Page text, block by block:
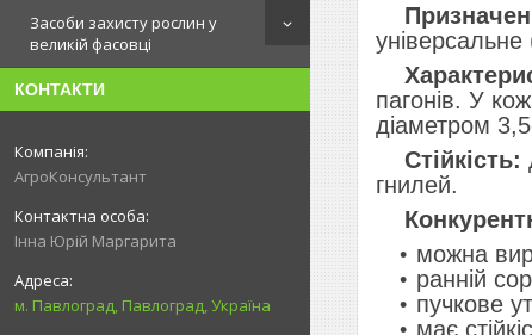
Засоби захисту рослин у
великій фасовці
КОНТАКТИ
АгроКонсультант
Інна Юрій Маргарита
м. Павлоград, Павлоград, Україна
пагонів. У
діаметром
Стійкість:
гнилей.
можна
ранній
пучкове
має